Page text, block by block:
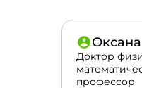
Доктор
профессор